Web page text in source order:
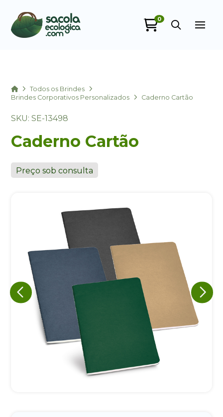
0
HomeTodos os Brindes
Brindes Corporativos Personalizados
Caderno Cartão
SKU: SE-13498
Caderno Cartão
Preço sob consulta
Eu concordo em receber comunicações.
A nossa empresa está comprometida a proteger e respeitar
sua privacidade, utilizaremos seus dados apenas para fins
de marketing. Você pode alterar suas preferências a
qualquer momento.
Iniciar conversa